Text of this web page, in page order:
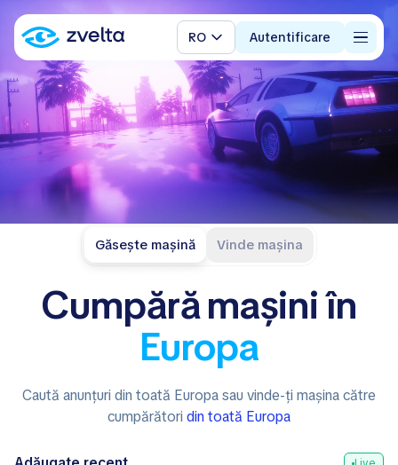
RO Autentificare
Găsește mașină Vinde mașina
Cumpărămașiniîn
Europa
Caută anunțuri din toată Europa sau vinde-ți mașina către
cumpărători din toată Europa